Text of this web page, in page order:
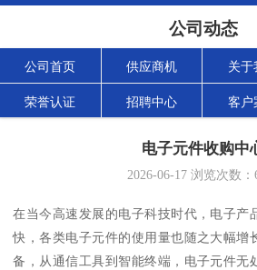
公司动态
公司首页 供应商机 关于
荣誉认证 招聘中心 客户
电子元件收购中
2026-06-17 浏览次数：
在当今高速发展的电子科技时代，电子产
快，各类电子元件的使用量也随之大幅增
备，从通信工具到智能终端，电子元件无